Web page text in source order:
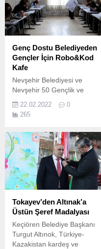
hizmet dolu 3 yılını ve bu
sürede hayata geçen
yatırımlar ile projeleri
değerlendirdiği bir sunum
gerçekleştirdi.
Genç Dostu Belediyeden
Gençler İçin Robo&Kod
Kafe
Nevşehir Belediyesi ve
Nevşehir 50 Gençlik ve
tarafından hazırlanan ve
Gençlik ve Spor Bakanlığı
Programı kapsamında
desteklenen proje
kapsamında ‘Robo&Kod
Kafe’ açıldı.
22.02.2022
0
265
Tokayev’den Altınak’a
Üstün Şeref Madalyası
Keçiören Belediye Başkanı
Turgut Altınok, Türkiye-
Kazakistan kardeş ve